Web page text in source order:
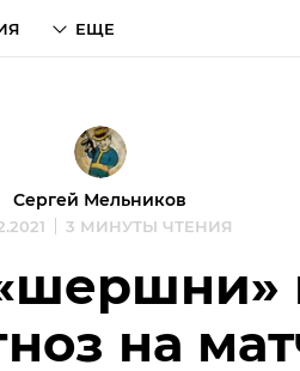
ЕЩЕ
Сергей Мельников
3 МИНУТЫ ЧТЕНИЯ
на